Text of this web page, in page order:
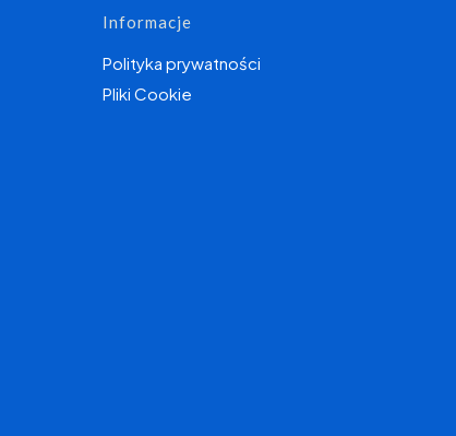
Informacje
Polityka prywatności
Pliki Cookie